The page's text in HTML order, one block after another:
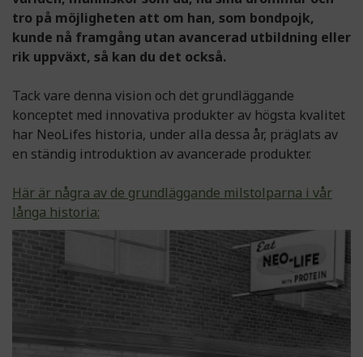
tro på möjligheten att om han, som bondpojk,
kunde nå framgång utan avancerad utbildning eller
rik uppväxt, så kan du det också.
Tack vare denna vision och det grundläggande
konceptet med innovativa produkter av högsta kvalitet
har NeoLifes historia, under alla dessa år, präglats av
en ständig introduktion av avancerade produkter.
Här är några av de grundläggande milstolparna i vår
långa historia: